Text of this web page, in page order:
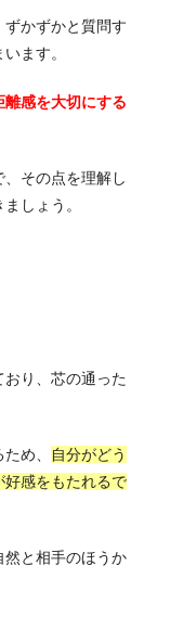
かずかと質問す
ます。
感を大切にする
その点を理解し
しょう。
り、芯の通った
め、
自分がどう
好感をもたれるで
然と相手のほうか